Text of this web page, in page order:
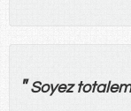
" Soyez